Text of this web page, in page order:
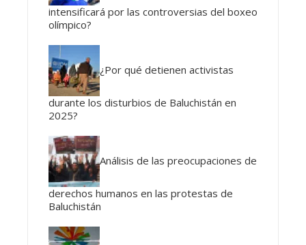
intensificará por las controversias del boxeo
olímpico?
¿Por qué detienen activistas
durante los disturbios de Baluchistán en
2025?
Análisis de las preocupaciones de
derechos humanos en las protestas de
Baluchistán